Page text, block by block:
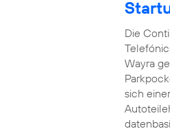
Die
Wayra
sich